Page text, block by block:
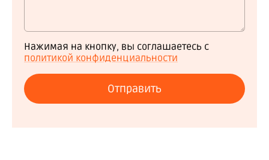
Нажимая на кнопку, вы соглашаетесь с
политикой конфиденциальности
Отправить